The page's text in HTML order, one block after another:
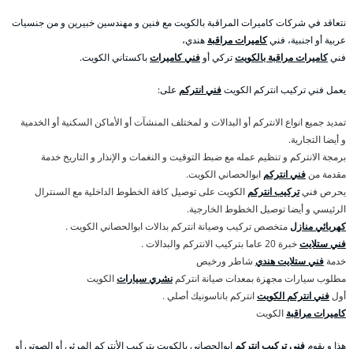
نتعاقد في شركات كاميرات المراقبة بالكويت مع فنين و مهندسين خبيرين و من جنسيات
عربية أو اجنبية، فنيكاميرات مراقبة هندي،
فنيكاميرات مراقبة بالكويتتركي أو فني كاميراتباكستاني الكويت.
يعمل فني تركيب انتركم الكويتفني انتركم على:
تمديد جميع انواع الانتركم أو البدالات و لمختلف المنشآت أو الأماكن السكنية أو الخدمية
و أيضا التجارية.
برمجة الانتركم و تنظيم عمله مع ضبط التوقيت و النغمات و الإنذار و التاريخ خدمة
مقدمة من فني انتركم ابوالحصاني الكويت.
يحرص فنيتركيب انتركم الكويت على توصيل كافة الخطوط الداخلية مع السنترال
الرئيسي و أيضا توصيل الخطوط الخارجية.
كهربائي منازلمتخصص تركيب وصيانة انتركم بدالات ابوالحصاني الكويت .
فني ستلايتخبرة 20 عاما بتركيب الانتركم والبدالات .
خدمة فني ستلايت هندي شاطر ورخيص
مطلوب سيارات مجهزة بمعدات صيانة انتركم نشري سياراتالكويت
أولفني انتركم الكويتانتركم باناسونيك أصلي .
كاميرات مراقبة الكويت
هذا و يقوم فني تركيب انتركم ابوالحصاني بالكويت بتركيب الأنتركم المرئي أو الصوتي أو